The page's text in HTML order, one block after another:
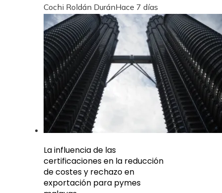
Cochi Roldán DuránHace 7 días
La influencia de las
certificaciones en la reducción
de costes y rechazo en
exportación para pymes